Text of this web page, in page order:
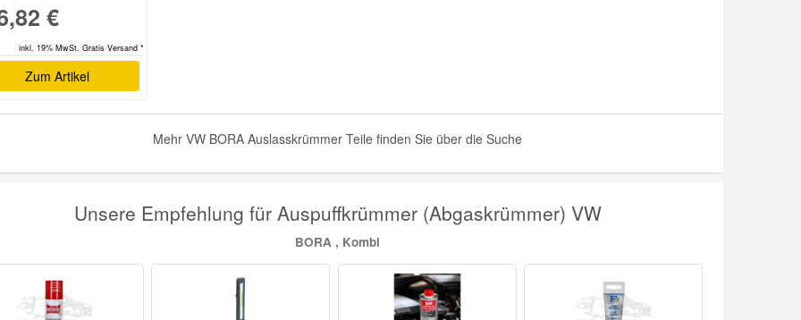
€
inkl. 19% MwSt. Gratis Versand *
Zum Artikel
Mehr VW BORA Auslasskrümmer Teile finden Sie über die Suche
Unsere Empfehlung für Auspuffkrümmer (Abgaskrümmer) VW
BORA , Kombi